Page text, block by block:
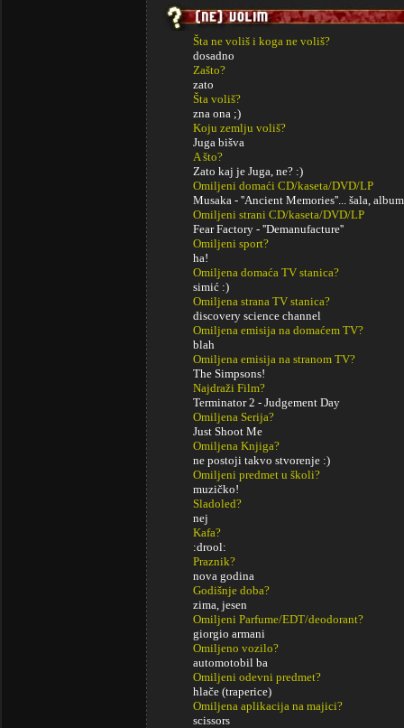
Šta ne voliš i koga ne voliš?
dosadno
Zašto?
zato
Šta voliš?
zna ona ;)
Koju zemlju voliš?
Juga bišva
A što?
Zato kaj je Juga, ne? :)
Omiljeni domaći CD/kaseta/DVD/LP
Musaka - ''Ancient Memories''... šala,
Omiljeni strani CD/kaseta/DVD/LP
Fear Factory - ''Demanufacture''
Omiljeni sport?
ha!
Omiljena domaća TV stanica?
simić :)
Omiljena strana TV stanica?
discovery science channel
Omiljena emisija na domaćem TV?
blah
Omiljena emisija na stranom TV?
The Simpsons!
Najdraži Film?
Terminator 2 - Judgement Day
Omiljena Serija?
Just Shoot Me
Omiljena Knjiga?
ne postoji takvo stvorenje :)
Omiljeni predmet u školi?
muzičko!
Sladoled?
nej
Kafa?
:drool:
Praznik?
nova godina
Godišnje doba?
zima, jesen
Omiljeni Parfume/EDT/deodorant?
giorgio armani
Omiljeno vozilo?
automotobil ba
Omiljeni odevni predmet?
hlače (traperice)
Omiljena aplikacija na majici?
scissors